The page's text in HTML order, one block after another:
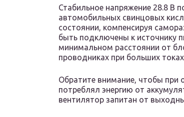
Стабильное напряжение 28.8 В
автомобильных свинцовых
состоянии, компенсируя
быть подключены к источнику
минимальном расстоянии от
проводниках при больших
Обратите внимание, чтобы при
потреблял энергию от
вентилятор запитан от